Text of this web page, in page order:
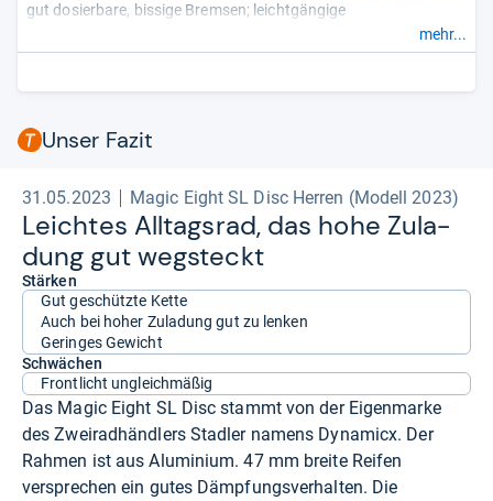
gut dosierbare, bissige Bremsen; leichtgängige
Contra: Spritzschutz hinten wackelt; Frontleuchte mit mäßiger
komplett getauscht werden; schwere Laufräder; Griffe sitzen
mehr...
Unser Fazit
31.05.2023 Magic Eight SL Disc Herren (Modell 2023)
Leich­tes All­tags­rad, das hohe Zula­
dung gut weg­steckt
Stärken
Gut geschützte Kette
Auch bei hoher Zuladung gut zu lenken
Geringes Gewicht
Schwächen
Frontlicht ungleichmäßig
Das Magic Eight SL Disc stammt von der Eigenmarke
des Zweiradhändlers Stadler namens Dynamicx. Der
Rahmen ist aus Aluminium. 47 mm breite Reifen
versprechen ein gutes Dämpfungsverhalten. Die